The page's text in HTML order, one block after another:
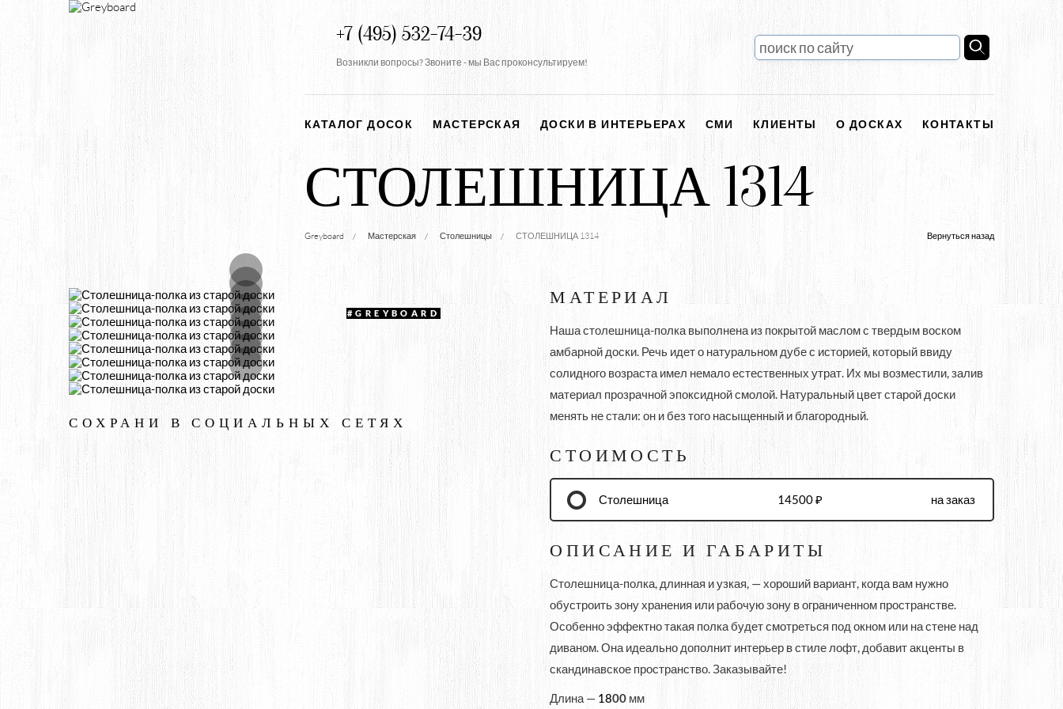
+7 (495) 532-74-39
Возникли вопросы? Звоните - мы Вас проконсультируем!
КАТАЛОГ ДОСОК МАСТЕРСКАЯ ДОСКИ В ИНТЕРЬЕРАХ СМИ КЛИЕНТЫ О ДОСКАХ КОНТАКТЫ
СТОЛЕШНИЦА 1314
Greyboard Мастерская Столешницы СТОЛЕШНИЦА 1314 Вернуться назад
#GREYBOARD
СОХРАНИ В СОЦИАЛЬНЫХ СЕТЯХ
МАТЕРИАЛ
Наша столешница-полка выполнена из покрытой маслом с твердым воском
амбарной доски. Речь идет о натуральном дубе с историей, который ввиду
солидного возраста имел немало естественных утрат. Их мы возместили, залив
материал прозрачной эпоксидной смолой. Натуральный цвет старой доски
менять не стали: он и без того насыщенный и благородный.
СТОИМОСТЬ
Столешница 14500 ₽ на заказ
ОПИСАНИЕ И ГАБАРИТЫ
Столешница-полка, длинная и узкая, — хороший вариант, когда вам нужно
обустроить зону хранения или рабочую зону в ограниченном пространстве.
Особенно эффектно такая полка будет смотреться под окном или на стене над
диваном. Она идеально дополнит интерьер в стиле лофт, добавит акценты в
скандинавское пространство. Заказывайте!
Длина — 1800 мм